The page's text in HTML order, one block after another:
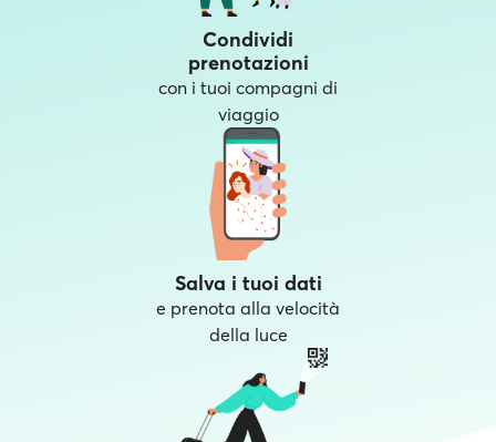
Condividi
prenotazioni
con i tuoi compagni di
viaggio
Salva i tuoi dati
e prenota alla velocità
della luce